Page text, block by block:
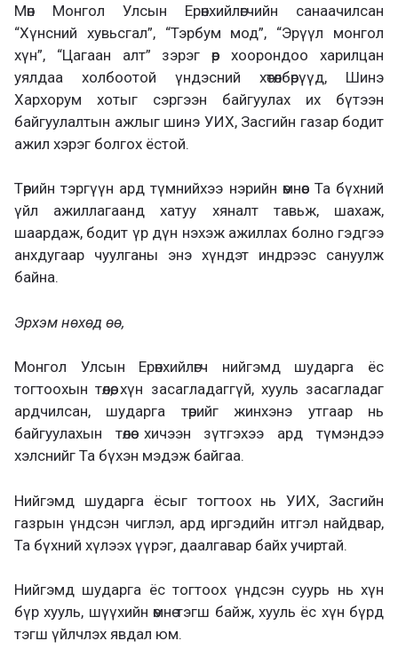
Мөн Монгол Улсын Ерөнхийлөгчийн санаачилсан
“Хүнсний хувьсгал”, “Тэрбум мод”, “Эрүүл монгол
хүн”, “Цагаан алт” зэрэг өөр хоорондоо харилцан
уялдаа холбоотой үндэсний хөтөлбөрүүд, Шинэ
Хархорум хотыг сэргээн байгуулах их бүтээн
байгуулалтын ажлыг шинэ УИХ, Засгийн газар бодит
ажил хэрэг болгох ёстой.
Төрийн тэргүүн ард түмнийхээ нэрийн өмнөөс Та бүхний
үйл ажиллагаанд хатуу хяналт тавьж, шахаж,
шаардаж, бодит үр дүн нэхэж ажиллах болно гэдгээ
анхдугаар чуулганы энэ хүндэт индрээс сануулж
байна.
Эрхэм нөхөд өө,
Монгол Улсын Ерөнхийлөгч нийгэмд шударга ёс
тогтоохын төлөө, хүн засагладаггүй, хууль засагладаг
ардчилсан, шударга төрийг жинхэнэ утгаар нь
байгуулахын төлөө хичээн зүтгэхээ ард түмэндээ
хэлснийг Та бүхэн мэдэж байгаа.
Нийгэмд шударга ёсыг тогтоох нь УИХ, Засгийн
газрын үндсэн чиглэл, ард иргэдийн итгэл найдвар,
Та бүхний хүлээх үүрэг, даалгавар байх учиртай.
Нийгэмд шударга ёс тогтоох үндсэн суурь нь хүн
бүр хууль, шүүхийн өмнө тэгш байж, хууль ёс хүн бүрд
тэгш үйлчлэх явдал юм.